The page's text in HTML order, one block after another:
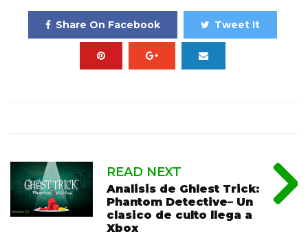
Share On Facebook Tweet It
READ NEXT
Analisis de Ghlest Trick:
Phantom Detective– Un
clasico de culto llega a
Xbox